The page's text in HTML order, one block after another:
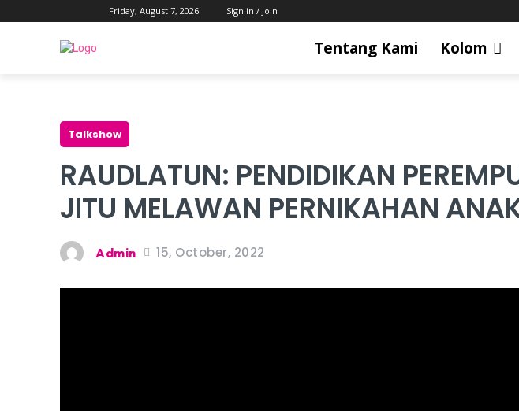
Friday, August 7, 2026 Sign in / Join
Tentang Kami Kolom
Talkshow
RAUDLATUN: PENDIDIKAN
JITU MELAWAN PERNIKAHAN
Admin 15, October, 2022